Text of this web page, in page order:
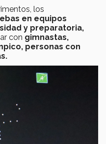
los
en equipos
y preparatoria,
con gimnastas,
personas con